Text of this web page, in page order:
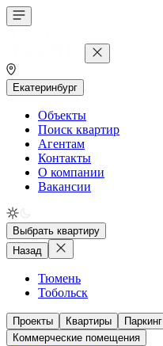
Екатеринбург
Объекты
Поиск квартир
Агентам
Контакты
О компании
Вакансии
Выбрать квартиру
Назад
Тюмень
Тобольск
Проекты Квартиры Паркинг
Коммерческие помещения